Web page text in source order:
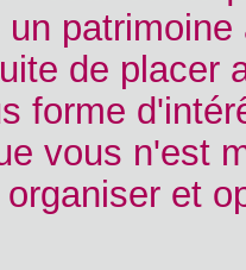
de placer
forme
vous n'est
et